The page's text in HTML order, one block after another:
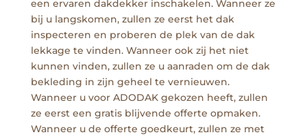
een ervaren dakdekker inschakelen. Wanneer ze
bij u langskomen, zullen ze eerst het dak
inspecteren en proberen de plek van de dak
lekkage te vinden. Wanneer ook zij het niet
kunnen vinden, zullen ze u aanraden om de dak
bekleding in zijn geheel te vernieuwen.
Wanneer u voor ADODAK gekozen heeft, zullen
ze eerst een gratis blijvende offerte opmaken.
Wanneer u de offerte goedkeurt, zullen ze met